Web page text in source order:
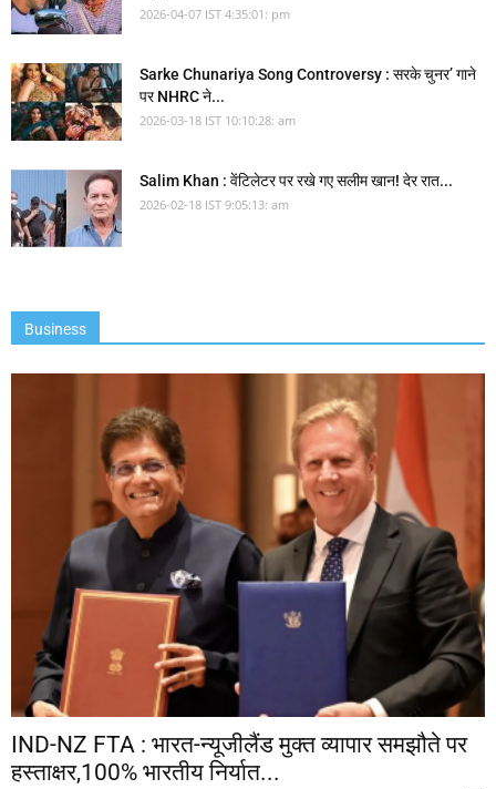
2026-04-07 IST 4:35:01: pm
Sarke Chunariya Song Controversy : सरके चुनर’ गाने
पर NHRC ने...
2026-03-18 IST 10:10:28: am
Salim Khan : वेंटिलेटर पर रखे गए सलीम खान! देर रात...
2026-02-18 IST 9:05:13: am
Business
IND-NZ FTA : भारत-न्यूजीलैंड मुक्त व्यापार समझौते पर
हस्ताक्षर,100% भारतीय निर्यात...